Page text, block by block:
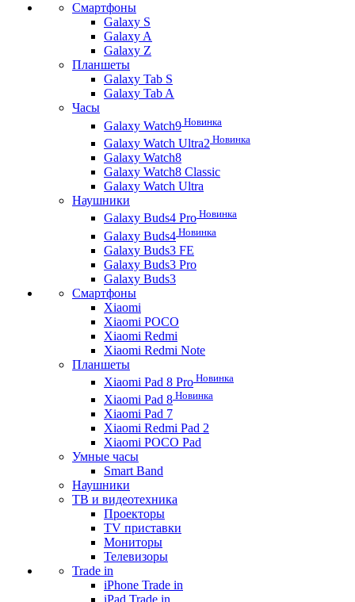
Смартфоны
Galaxy S
Galaxy A
Galaxy Z
Планшеты
Galaxy Tab S
Galaxy Tab A
Часы
Galaxy Watch9 Новинка
Galaxy Watch Ultra2 Новинка
Galaxy Watch8
Galaxy Watch8 Classic
Galaxy Watch Ultra
Наушники
Galaxy Buds4 Pro Новинка
Galaxy Buds4 Новинка
Galaxy Buds3 FE
Galaxy Buds3 Pro
Galaxy Buds3
Смартфоны
Xiaomi
Xiaomi POCO
Xiaomi Redmi
Xiaomi Redmi Note
Планшеты
Xiaomi Pad 8 Pro Новинка
Xiaomi Pad 8 Новинка
Xiaomi Pad 7
Xiaomi Redmi Pad 2
Xiaomi POCO Pad
Умные часы
Smart Band
Наушники
ТВ и видеотехника
Проекторы
TV приставки
Мониторы
Телевизоры
Trade in
iPhone Trade in